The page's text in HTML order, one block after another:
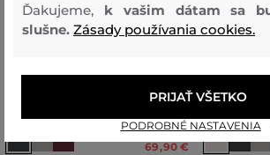
ZĽAVA -50 %
SET ČAPICA A ŠÁL WOOLRICH
139,90 €
69,90 €
ZĽAVA -50 %
ČAPICA
BEANIE
Ďakujeme, k vašim dátam sa
slušne. Zásady používania cookies.
PODROBNÉ NASTAVENIA
PRIJAŤ VŠETKO